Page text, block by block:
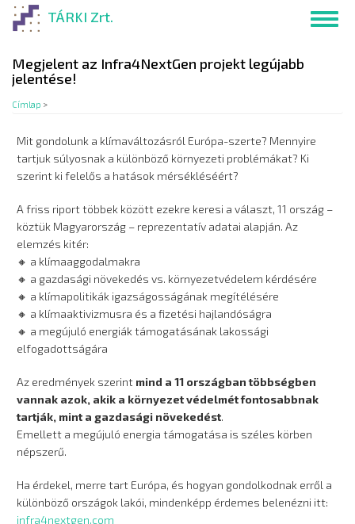
Ugrás
TÁRKI Zrt.
Megjelent az Infra4NextGen projekt legújabb
jelentése!
Címlap >
Mit gondolunk a klímaváltozásról Európa-szerte? Mennyire
tartjuk súlyosnak a különböző környezeti problémákat? Ki
szerint ki felelős a hatások mérsékléséért?
A friss riport többek között ezekre keresi a választ, 11 ország –
köztük Magyarország – reprezentatív adatai alapján. Az
elemzés kitér:
🔸 a klímaaggodalmakra
🔸 a gazdasági növekedés vs. környezetvédelem kérdésére
🔸 a klímapolitikák igazságosságának megítélésére
🔸 a klímaaktivizmusra és a fizetési hajlandóságra
🔸 a megújuló energiák támogatásának lakossági
elfogadottságára
Az eredmények szerint mind a 11 országban többségben
vannak azok, akik a környezet védelmét fontosabbnak
tartják, mint a gazdasági növekedést.
Emellett a megújuló energia támogatása is széles körben
népszerű.
Ha érdekel, merre tart Európa, és hogyan gondolkodnak erről a
különböző országok lakói, mindenképp érdemes belenézni itt:
infra4nextgen.com